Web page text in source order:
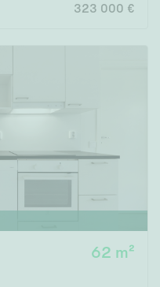
323 000 €
62 m²